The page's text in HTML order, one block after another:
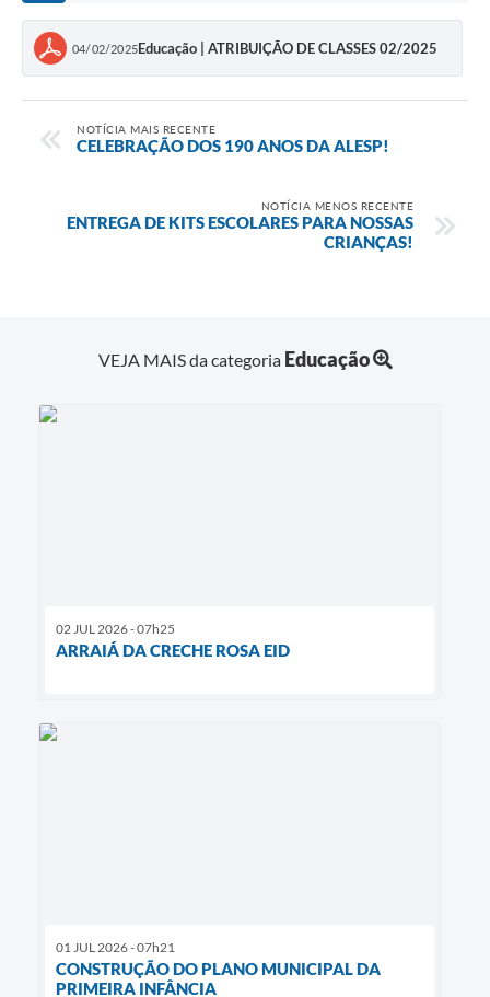
04/02/2025Educação | ATRIBUIÇÃO DE CLASSES 02/2025
NOTÍCIA MAIS RECENTE
CELEBRAÇÃO DOS 190 ANOS DA ALESP!
NOTÍCIA MENOS RECENTE
ENTREGA DE KITS ESCOLARES PARA NOSSAS
CRIANÇAS!
VEJA MAIS da categoria Educação
02 JUL 2026 - 07h25
ARRAIÁ DA CRECHE ROSA EID
01 JUL 2026 - 07h21
CONSTRUÇÃO DO PLANO MUNICIPAL DA
PRIMEIRA INFÂNCIA